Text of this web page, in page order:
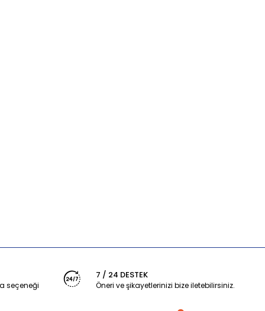
seçeneği
7 / 24 DESTEK
Öneri ve şikayetlerinizi bize iletebilirsiniz.